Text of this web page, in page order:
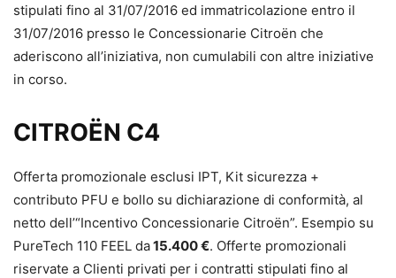
stipulati fino al 31/07/2016 ed immatricolazione entro il
31/07/2016 presso le Concessionarie Citroën che
aderiscono all’iniziativa, non cumulabili con altre iniziative
in corso.
CITROËN C4
Offerta promozionale esclusi IPT, Kit sicurezza +
contributo PFU e bollo su dichiarazione di conformità, al
netto dell’“Incentivo Concessionarie Citroën”. Esempio su
PureTech 110 FEEL da15.400 €. Offerte promozionali
riservate a Clienti privati per i contratti stipulati fino al